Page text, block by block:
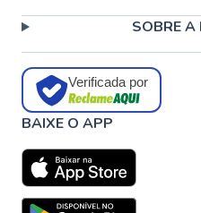
SOBRE A
Verificada por
BAIXE O APP